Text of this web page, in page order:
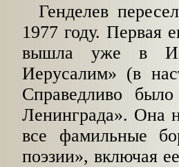
Генделев
1977 году. Первая
вышла уже в
Иерусалим» (в
Справедливо
Ленинграда». Она
все фамильные
поэзии», включая